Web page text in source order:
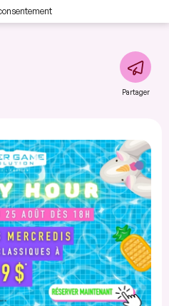
Partager